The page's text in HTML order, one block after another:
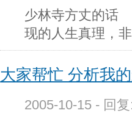
少林寺方丈的话
现的人生真理，
大家帮忙 分析我
2005-10-15 - 回